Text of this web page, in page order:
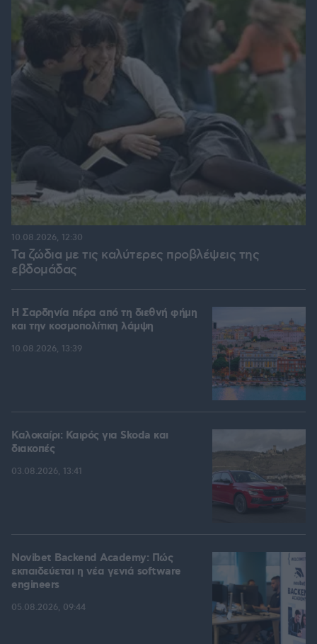
Τα ζώδια με τις καλύτερες προβλέψεις της
εβδομάδας
10.08.2026, 12:30
Η Σαρδηνία πέρα από τη διεθνή φήμη
και την κοσμοπολίτικη λάμψη
10.08.2026, 13:39
Καλοκαίρι: Καιρός για Skoda και
διακοπές
03.08.2026, 13:41
Novibet Backend Academy: Πώς
εκπαιδεύεται η νέα γενιά software
engineers
05.08.2026, 09:44